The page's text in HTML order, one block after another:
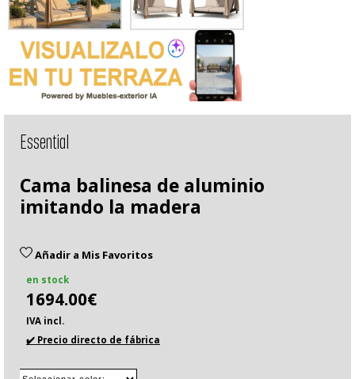
Essential
Cama balinesa de aluminio
imitando la madera
Añadir a Mis Favoritos
en stock
1694.00€
IVA incl.
✔️ Precio directo de fábrica